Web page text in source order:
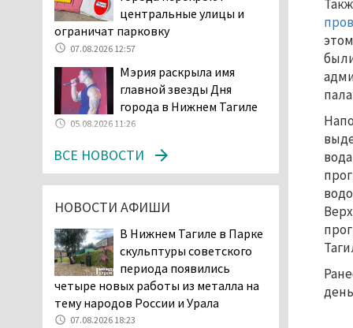
отношении «Водоканала-НТ» из-за
отсутствия холодной воды
06.08.2026 15:42
Двое детей пострадали
при сходе трамвая с
рельсов в Нижнем Тагиле
06.08.2026 14:25
Правительство РФ
разрешило производство
и продажу бензина класса
«Евро-2», в котором содержание
«Евро-5». Это опасно для здоровья и
повышает износ автомобиля
06.08.2026 13:53
В Детской городской
больнице № 3 Нижнего
центральные улицы и
ограничат парковку
07.08.2026 12:57
Мэрия раскрыла имя
главной звезды Дня
города в Нижнем Тагиле
05.08.2026 11:26
ВСЕ НОВОСТИ
НОВОСТИ АФИШИ
В Нижнем Тагиле в Парке
скульптуры советского
периода появились
четыре новых работы из металла на
тему народов России и Урала
07.08.2026 18:23